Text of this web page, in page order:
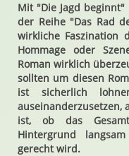
Mit "Die Jagd
der Reihe "Das Rad
wirkliche Faszination
Hommage oder
Roman wirklich
sollten um diesen
ist sicherlich
auseinanderzusetzen,
ist, ob das
Hintergrund
gerecht wird.